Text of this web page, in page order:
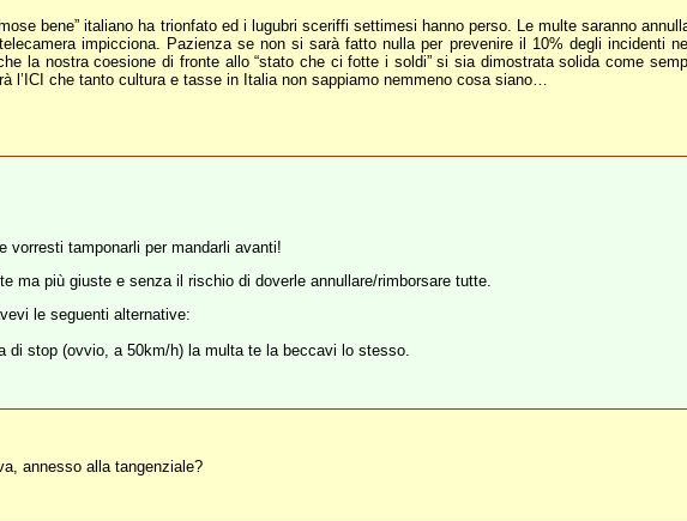
bene” italiano ha trionfato ed i lugubri sceriffi settimesi hanno perso. Le multe saranno
impicciona. Pazienza se non si sarà fatto nulla per prevenire il 10% degli incidenti
la nostra coesione di fronte allo “stato che ci fotte i soldi” si sia dimostrata solida come
l’ICI che tanto cultura e tasse in Italia non sappiamo nemmeno cosa siano…
vorresti tamponarli per mandarli avanti!
ma più giuste e senza il rischio di doverle annullare/rimborsare tutte.
le seguenti alternative:
di stop (ovvio, a 50km/h) la multa te la beccavi lo stesso.
annesso alla tangenziale?